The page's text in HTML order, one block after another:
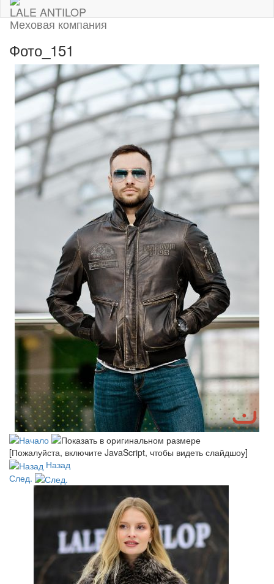
LALE ANTILOP
Меховая компания
Фото_151
[Пожалуйста, включите JavaScript, чтобы видеть слайдшоу]
Назад
След.